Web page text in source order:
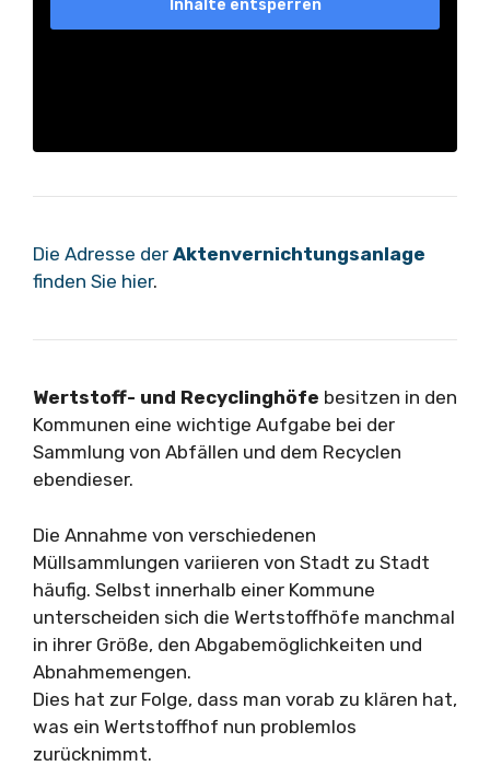
Inhalte entsperren
Die Adresse der Aktenvernichtungsanlage
finden Sie hier.
Wertstoff- und Recyclinghöfe besitzen in den
Kommunen eine wichtige Aufgabe bei der
Sammlung von Abfällen und dem Recyclen
ebendieser.
Die Annahme von verschiedenen
Müllsammlungen variieren von Stadt zu Stadt
häufig. Selbst innerhalb einer Kommune
unterscheiden sich die Wertstoffhöfe manchmal
in ihrer Größe, den Abgabemöglichkeiten und
Abnahmemengen.
Dies hat zur Folge, dass man vorab zu klären hat,
was ein Wertstoffhof nun problemlos
zurücknimmt.